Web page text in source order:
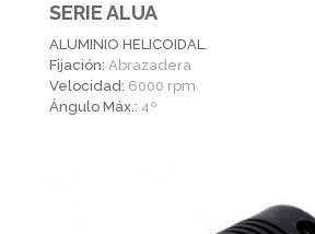
SERIE ALUA
ALUMINIO HELICOIDAL.
Fijación: Abrazadera
Velocidad: 6000 rpm
Ángulo Máx.: 4º